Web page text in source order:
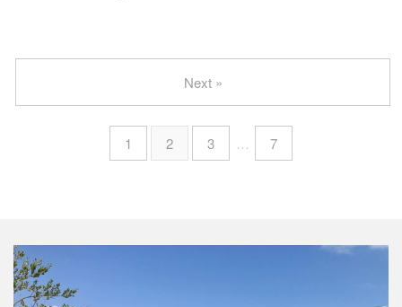
1 2 3 … 7
Next »